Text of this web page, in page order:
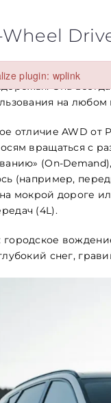
для
Она
на
отличие AWD
вращаться с
(On-
(например,
мокрой дороге
(4L).
снег,
plugin: wplink
plugin: wplink